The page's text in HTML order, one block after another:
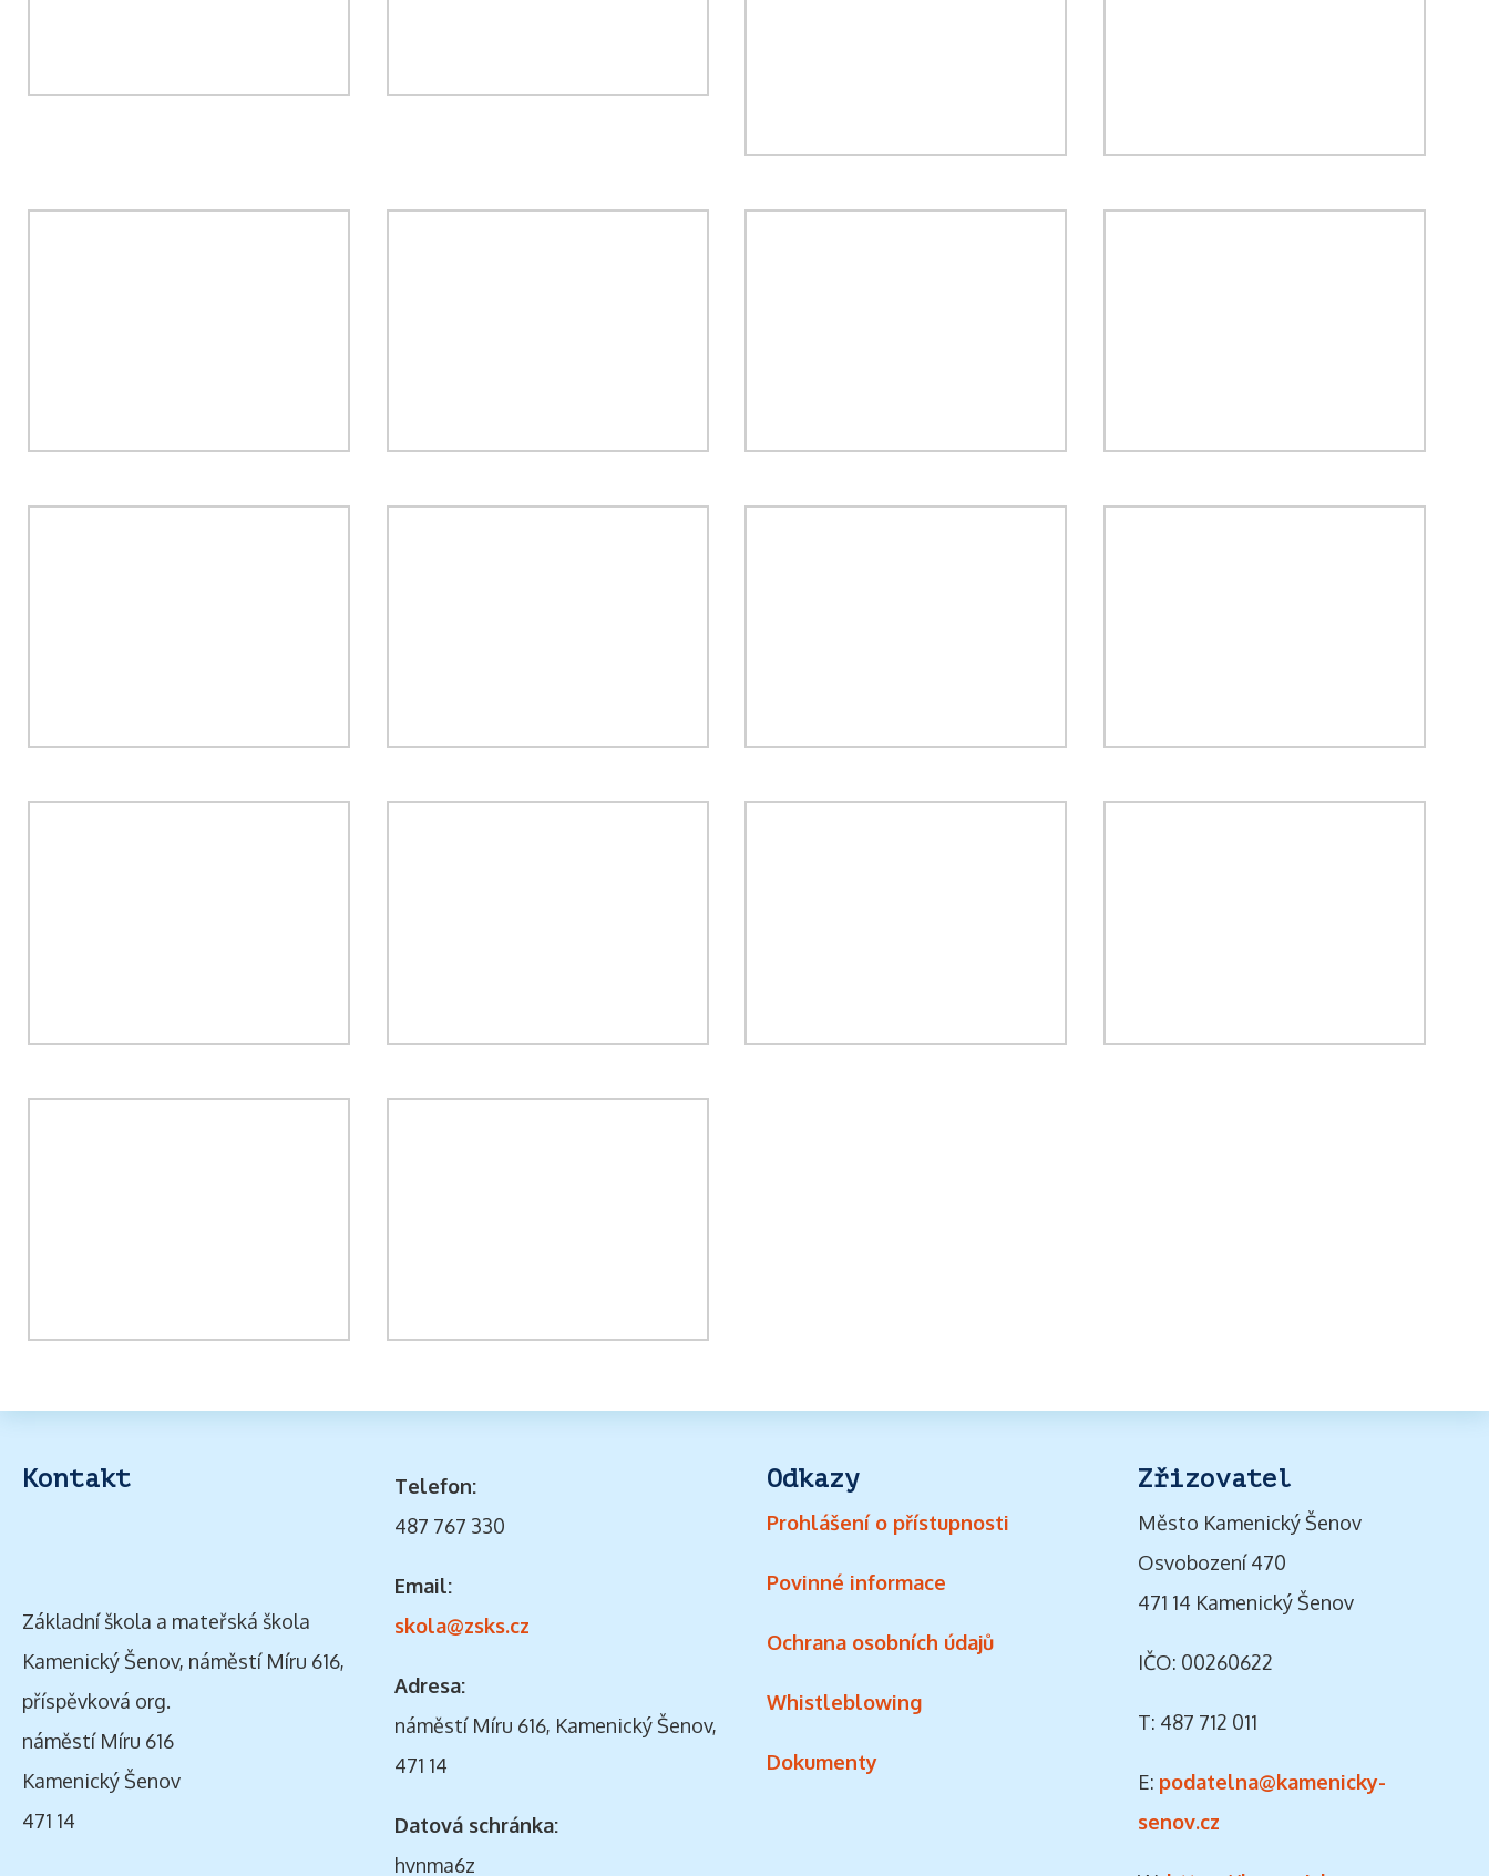
Kontakt
Základní škola a mateřská škola
Kamenický Šenov, náměstí Míru 616,
příspěvková org.
náměstí Míru 616
Kamenický Šenov
471 14
Telefon:
487 767 330
Email:
skola@zsks.cz
Adresa:
náměstí Míru 616, Kamenický Šenov,
471 14
Datová schránka:
hvnma6z
Odkazy
Prohlášení o přístupnosti
Povinné informace
Ochrana osobních údajů
Whistleblowing
Dokumenty
Zřizovatel
Město Kamenický Šenov
Osvobození 470
471 14 Kamenický Šenov
IČO: 00260622
T: 487 712 011
E: podatelna@kamenicky-
senov.cz